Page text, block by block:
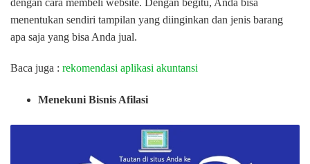
dengan cara membeli website. Dengan begitu, Anda bisa
menentukan sendiri tampilan yang diinginkan dan jenis barang
apa saja yang bisa Anda jual.
Baca juga : rekomendasi aplikasi akuntansi
Menekuni Bisnis Afilasi